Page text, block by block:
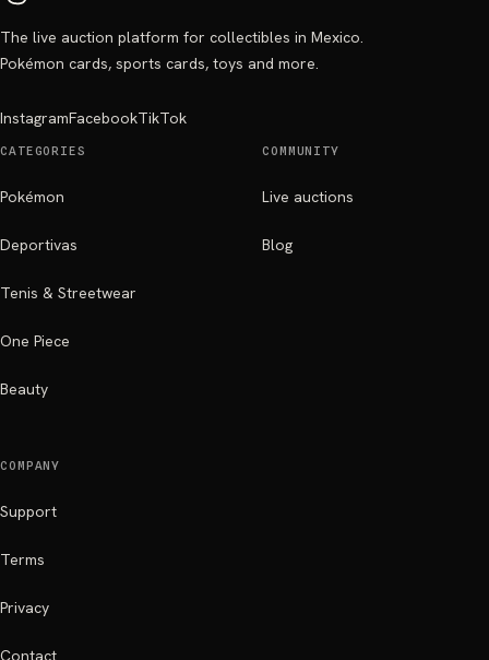
The live auction platform for collectibles in Mexico.
Pokémon cards, sports cards, toys and more.
InstagramFacebookTikTok
CATEGORIES
Pokémon
Deportivas
Tenis & Streetwear
One Piece
Beauty
COMMUNITY
Live auctions
Blog
COMPANY
Support
Terms
Privacy
Contact